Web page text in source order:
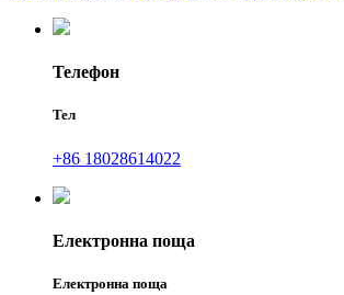
Телефон
Тел
+86 18028614022
Електронна поща
Електронна поща